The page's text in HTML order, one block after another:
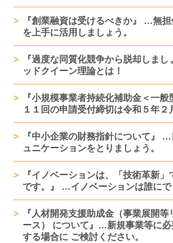
『創業融資は受けるべきか』 …無
を上手に活用しましょう。
『過度な同質化競争から脱却しま
ッドクイーン理論とは！
『小規模事業者持続化補助金＜一
１１回の申請受付締切は令和５年２
『中小企業の財務指針について』
ュニケーションをとりましょう。
『イノベーションは、「技術革新」
です。』 …イノベーションは誰にで
『人材開発支援助成金（事業展開
ース） について』…新規事業等に
する場合に ご検討ください。